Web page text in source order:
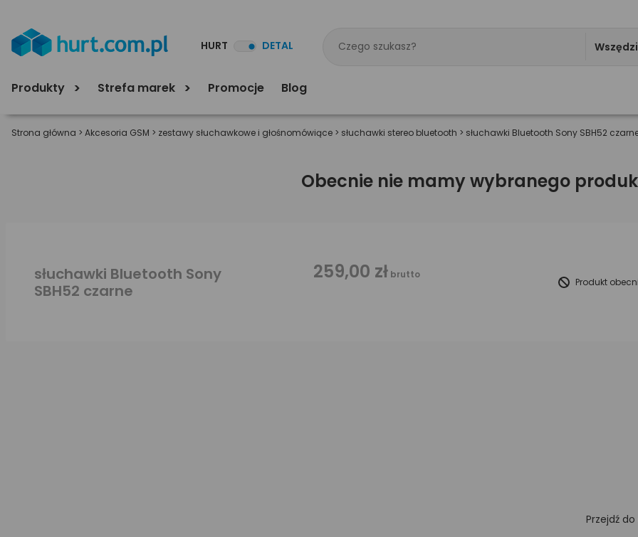
HURT DETAL
Produkty Strefa marek Promocje Blog
Strona główna > Akcesoria GSM > zestawy słuchawkowe i głośnomówiące > słuchawki stereo bluetooth > słuchawki Bluetooth Sony SBH52
Obecnie nie mamy wybranego
słuchawki Bluetooth Sony
SBH52 czarne
259,00 zł brutto
Produkt
Przejdź do